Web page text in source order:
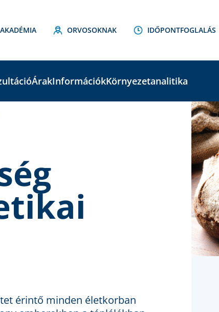
AKADÉMIA ORVOSOKNAK IDŐPONTFOGLALÁS
ÁrakInformációkKörnyezetanalitika
érintő minden életkorban
Current
Stock: